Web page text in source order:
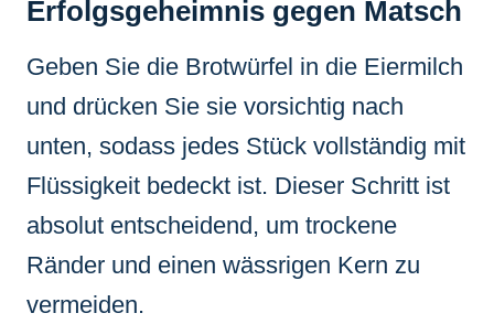
Erfolgsgeheimnis gegen Matsch
Geben Sie die Brotwürfel in die Eiermilch
und drücken Sie sie vorsichtig nach
unten, sodass jedes Stück vollständig mit
Flüssigkeit bedeckt ist. Dieser Schritt ist
absolut entscheidend, um trockene
Ränder und einen wässrigen Kern zu
vermeiden.